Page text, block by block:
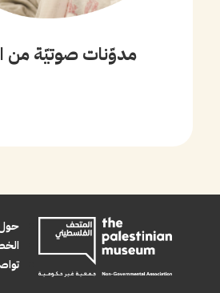
مدوّنات صوتيّة من